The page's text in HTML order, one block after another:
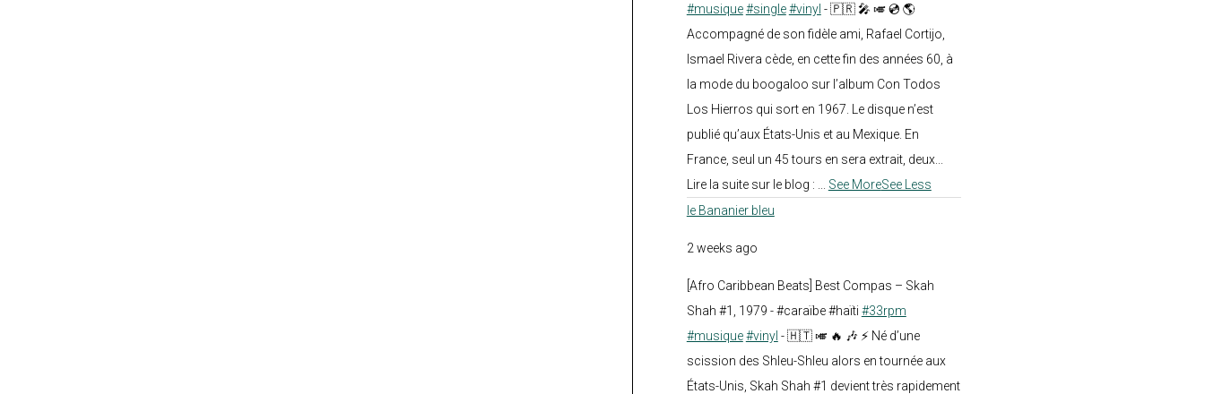
#musique #single #vinyl - 🇵🇷 🎤 🎺 💿 🌎
Accompagné de son fidèle ami, Rafael Cortijo,
Ismael Rivera cède, en cette fin des années 60, à
la mode du boogaloo sur l’album Con Todos
Los Hierros qui sort en 1967. Le disque n’est
publié qu’aux États-Unis et au Mexique. En
France, seul un 45 tours en sera extrait, deux...
Lire la suite sur le blog :
See MoreSee Less
le Bananier bleu
2 weeks ago
[Afro Caribbean Beats] Best Compas – Skah
Shah #1, 1979 - #caraïbe #haïti #33rpm
#musique #vinyl - 🇭🇹 🎺 🔥 🎶 ⚡ Né d’une
scission des Shleu-Shleu alors en tournée aux
États-Unis, Skah Shah #1 devient très rapidement